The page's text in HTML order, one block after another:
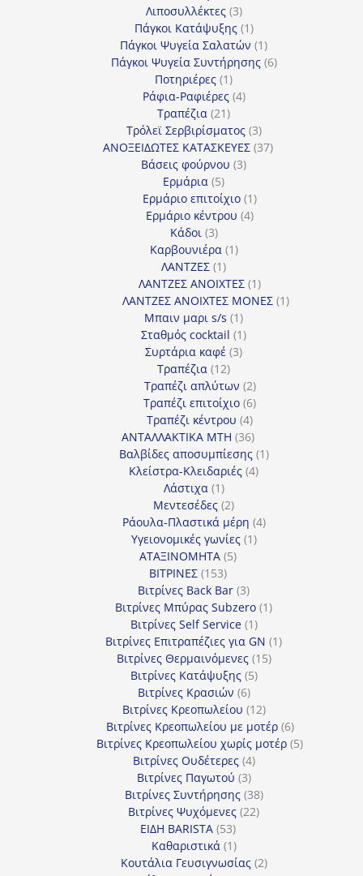
Λιποσυλλέκτες 33
προϊόντα
Πάγκοι Κατάψυξης 11
προϊόν
Πάγκοι Ψυγεία Σαλατών 11
προϊόν
Πάγκοι Ψυγεία Συντήρησης 66
Ποτηριέρες 11
προϊόν
Ράφια-Ραφιέρες 44
Τραπέζια 2121
προϊόντα
Τρόλεϊ Σερβιρίσματος 33
προϊόντα
ΑΝΟΞΕΙΔΩΤΕΣ ΚΑΤΑΣΚΕΥΕΣ 3737
Βάσεις φούρνου 33
Ερμάρια 55
προϊόντα
Ερμάριο επιτοίχιο 11
προϊόν
Ερμάριο κέντρου 44
Κάδοι 33
προϊόντα
Καρβουνιέρα 11
ΛΑΝΤΖΕΣ 11
προϊόν
ΛΑΝΤΖΕΣ ΑΝΟΙΧΤΕΣ 11
προϊόν
ΛΑΝΤΖΕΣ ΑΝΟΙΧΤΕΣ ΜΟΝΕΣ 11
Μπαιν μαρι s/s 11
προϊόν
Σταθμός cocktail 11
Συρτάρια καφέ 33
Τραπέζια 1212
προϊόντα
Τραπέζι απλύτων 22
προϊόντα
Τραπέζι επιτοίχιο 66
προϊόντα
Τραπέζι κέντρου 44
προϊόντα
ΑΝΤΑΛΛΑΚΤΙΚΑ MTH 3636
προϊόντα
Βαλβίδες αποσυμπίεσης 11
Κλείστρα-Κλειδαριές 44
Λάστιχα 11
προϊόν
Μεντεσέδες 22
προϊόντα
Ράουλα-Πλαστικά μέρη 44
Υγειονομικές γωνίες 11
ΑΤΑΞΙΝΟΜΗΤΑ 55
ΒΙΤΡΙΝΕΣ 153153
προϊόντα
Βιτρίνες Back Bar 33
προϊόντα
Βιτρίνες Mπύρας Subzero 11
Βιτρίνες Self Service 11
προϊόν
Βιτρίνες Επιτραπέζιες για GN 11
Βιτρίνες Θερμαινόμενες 1515
Βιτρίνες Κατάψυξης 55
Βιτρίνες Κρασιών 66
προϊόντα
Βιτρίνες Κρεοπωλείου 1212
προϊόντα
Βιτρίνες Κρεοπωλείου με μοτέρ 66
προϊόντα
Βιτρίνες Κρεοπωλείου χωρίς μοτέρ 55
Βιτρίνες Ουδέτερες 44
προϊόντα
Βιτρίνες Παγωτού 33
προϊόντα
Βιτρίνες Συντήρησης 3838
προϊόντα
Βιτρίνες Ψυχόμενες 2222
ΕΙΔΗ BARISTA 5353
προϊόντα
Καθαριστικά 11
προϊόν
Κουτάλια Γευσιγνωσίας 22